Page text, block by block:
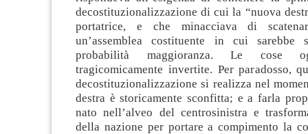
decostituzionalizzazione di cui la “nuova
portatrice, e che minacciava di
un’assemblea costituente in cui sarebbe
probabilità maggioranza. Le cose
tragicomicamente invertite. Per paradosso,
decostituzionalizzazione si realizza nel
destra è storicamente sconfitta; e a farla
nato nell’alveo del centrosinistra e
della nazione per portare a compimento la